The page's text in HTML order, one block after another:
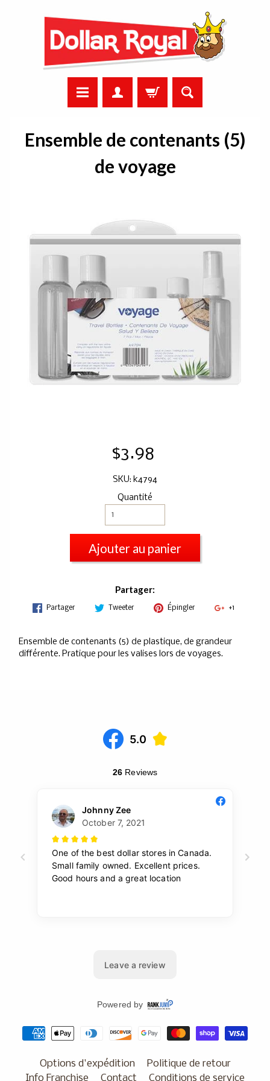
Ensemble de contenants (5)
de voyage
$3.98
SKU: k4794
Quantité
Ajouter au panier
Partager:
Partager Tweeter Épingler +1
Ensemble de contenants (5) de plastique, de grandeur
différente. Pratique pour les valises lors de voyages.
Options d'expédition
Politique de retour
Info Franchise
Contact Conditions de service